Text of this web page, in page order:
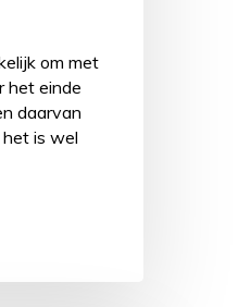
om met
het einde
daarvan
is wel